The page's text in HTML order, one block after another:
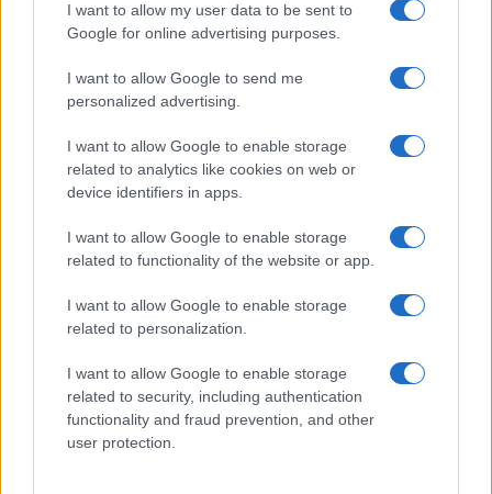
I want to allow my user data to be sent to
Google for online advertising purposes.
I want to allow Google to send me
personalized advertising.
I want to allow Google to enable storage
related to analytics like cookies on web or
device identifiers in apps.
I want to allow Google to enable storage
related to functionality of the website or app.
I want to allow Google to enable storage
related to personalization.
I want to allow Google to enable storage
related to security, including authentication
functionality and fraud prevention, and other
user protection.
HELLENiQ ENERGY: Κέρδη 393 εκατ. ευρώ στο α' εξάμηνο –
Στα 734 εκατ. ευρώ τα EBITDA
Viohalco: Αυξημένος κατά
– Στα 446 εκατ. ευρώ τα
EBITDA
την Ενέργεια